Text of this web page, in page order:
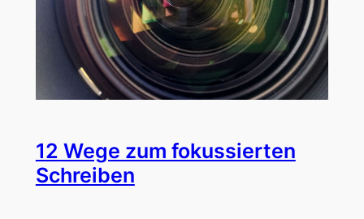
12 Wege zum fokussierten
Schreiben